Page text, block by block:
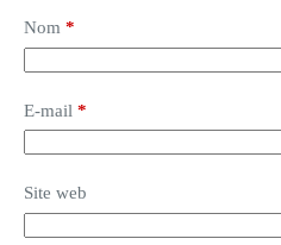
Nom *
E-mail *
Site web